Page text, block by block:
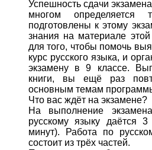
Успешность сдачи
многом определяется
подготовлены к этому
знания на материале
для того, чтобы помочь
курс русского языка, и
экзамену в 9 классе.
книги, вы ещё раз
основным темам
Что вас ждёт на экзамене?
На выполнение
русскому языку даётся
минут). Работа по
состоит из трёх частей.